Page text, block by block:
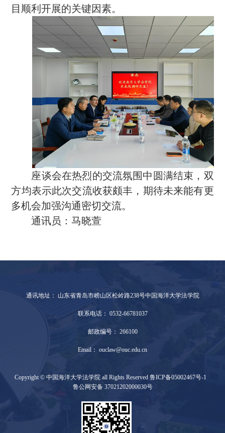
目顺利开展的关键因素。
座谈会在热烈的交流氛围中圆满结束，双
方均表示此次交流收获颇丰，期待未来能有更
多机会加强沟通密切交流。
通讯员：马晓萱
通讯地址： 山东省青岛市崂山区松岭路238号中国海洋大学法学院
联系电话： 0532-66781037
邮政编号： 266100
Email： ouclaw@ouc.edu.cn
Copyright © 中国海洋大学法学院 all Rights Reserved 鲁ICP备05002467号-1
鲁公网安备 37021202000030号